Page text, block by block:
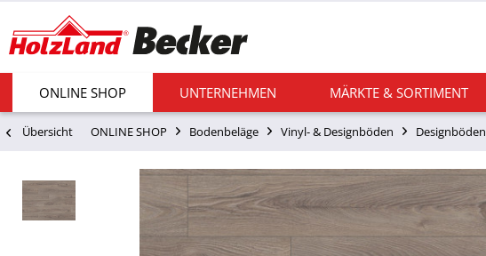
ONLINE SHOP UNTERNEHMEN MÄRKTE & SORTIMENT
Übersicht ONLINE SHOP Bodenbeläge Vinyl- & Designböden Designböden